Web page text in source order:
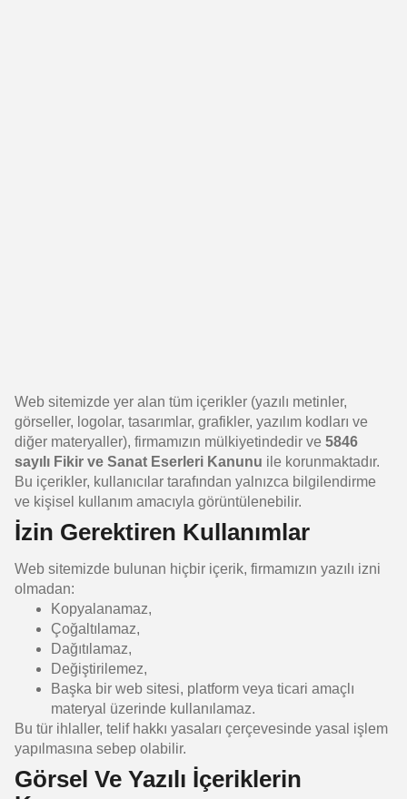
Web sitemizde yer alan tüm içerikler (yazılı metinler,
görseller, logolar, tasarımlar, grafikler, yazılım kodları ve
diğer materyaller), firmamızın mülkiyetindedir ve 5846
sayılı Fikir ve Sanat Eserleri Kanunu ile korunmaktadır.
Bu içerikler, kullanıcılar tarafından yalnızca bilgilendirme
ve kişisel kullanım amacıyla görüntülenebilir.
İzin Gerektiren Kullanımlar
Web sitemizde bulunan hiçbir içerik, firmamızın yazılı izni
olmadan:
Kopyalanamaz,
Çoğaltılamaz,
Dağıtılamaz,
Değiştirilemez,
Başka bir web sitesi, platform veya ticari amaçlı
materyal üzerinde kullanılamaz.
Bu tür ihlaller, telif hakkı yasaları çerçevesinde yasal işlem
yapılmasına sebep olabilir.
Görsel Ve Yazılı İçeriklerin